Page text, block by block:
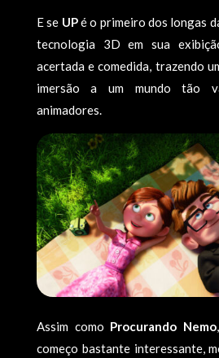
E se UPé o primeiro dos longas
tecnologia 3D em sua
acertada e comedida, trazendo
imersão a um mundo tão
animadores.
Assim como Procurando Nemo
começo bastante interessante,